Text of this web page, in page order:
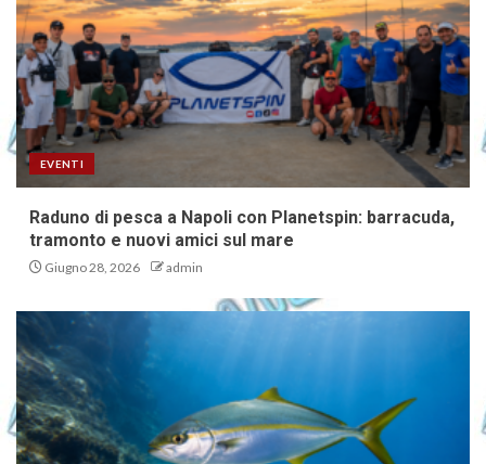
EVENTI
Raduno di pesca a Napoli con Planetspin: barracuda,
tramonto e nuovi amici sul mare
Giugno 28, 2026 admin